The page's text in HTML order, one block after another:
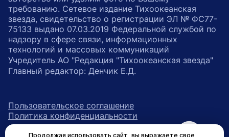
требованию. Сетевое издание Тихоокеанская
звезда, свидетельство о регистрации ЭЛ № ФС77-
75133 выдано 07.03.2019 Федеральной службой по
надзору в сфере связи, информационных
технологий и массовых коммуникаций
Учредитель АО "Редакция "Тихоокеанская звезда"
Главный редактор: Денчик Е.Д.
Пользовательское соглашение
Политика конфиденциальности
Продолжая использовать сайт, вы выражаете свое